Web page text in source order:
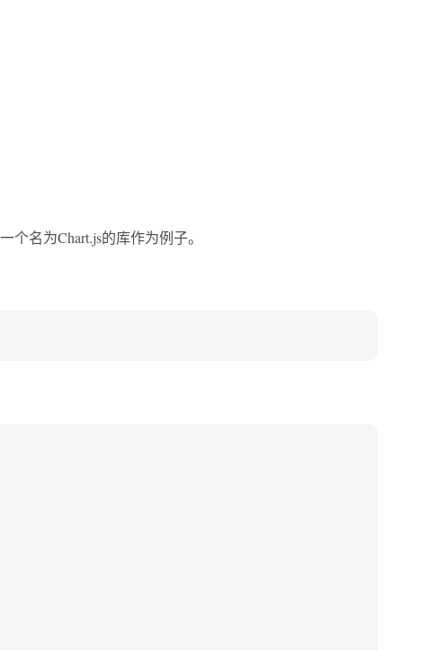
名为Chart.js的库作为例子。